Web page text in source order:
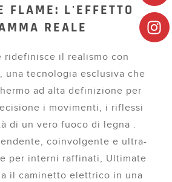
FLAME: L'EFFETTO
REALE
ridefinisce il realismo con
una tecnologia esclusiva che
ad alta definizione per
i movimenti, i riflessi
di un vero fuoco di legna .
coinvolgente e ultra-
per interni raffinati, Ultimate
il caminetto elettrico in una